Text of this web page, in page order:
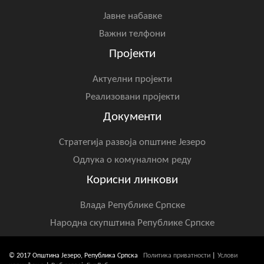
Јавне набавке
Важни телфони
Пројекти
Актуелни пројекти
Реализовани пројекти
Документи
Стратегија развоја општине Језеро
Одлука о комуналном реду
Корисни линкови
Влада Републике Српске
Народна скупштина Републике Српске
© 2017 Општина Језеро, Република Српска Политика приватности
Услови